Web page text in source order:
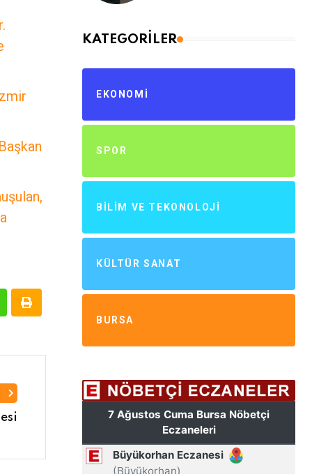
KATEGORILER
EKONOMI
SPOR
BILIM VE TEKONOLOJI
KÜLTÜR SANAT
BURSA